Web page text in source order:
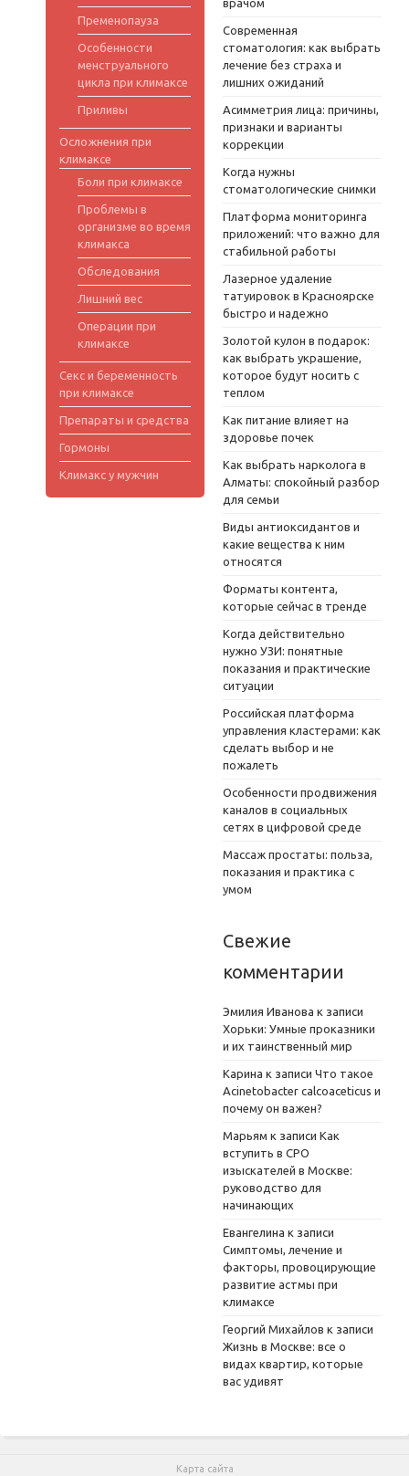
Пременопауза
Особенности
менструального
цикла при климаксе
Приливы
Осложнения при
климаксе
Боли при климаксе
Проблемы в
организме во время
климакса
Обследования
Лишний вес
Операции при
климаксе
Секс и беременность
при климаксе
Препараты и средства
Гормоны
Климакс у мужчин
врачом
Современная
стоматология: как выбрать
лечение без страха и
лишних ожиданий
Асимметрия лица: причины,
признаки и варианты
коррекции
Когда нужны
стоматологические снимки
Платформа мониторинга
приложений: что важно для
стабильной работы
Лазерное удаление
татуировок в Красноярске
быстро и надежно
Золотой кулон в подарок:
как выбрать украшение,
которое будут носить с
теплом
Как питание влияет на
здоровье почек
Как выбрать нарколога в
Алматы: спокойный разбор
для семьи
Виды антиоксидантов и
какие вещества к ним
относятся
Форматы контента,
которые сейчас в тренде
Когда действительно
нужно УЗИ: понятные
показания и практические
ситуации
Российская платформа
управления кластерами: как
сделать выбор и не
пожалеть
Особенности продвижения
каналов в социальных
сетях в цифровой среде
Массаж простаты: польза,
показания и практика с
умом
Свежие
комментарии
Эмилия Иванова к записи
Хорьки: Умные проказники
и их таинственный мир
Карина к записи Что такое
Acinetobacter calcoaceticus и
почему он важен?
Марьям к записи Как
вступить в СРО
изыскателей в Москве:
руководство для
начинающих
Евангелина к записи
Симптомы, лечение и
факторы, провоцирующие
развитие астмы при
климаксе
Георгий Михайлов к записи
Жизнь в Москве: все о
видах квартир, которые
вас удивят
Карта сайта